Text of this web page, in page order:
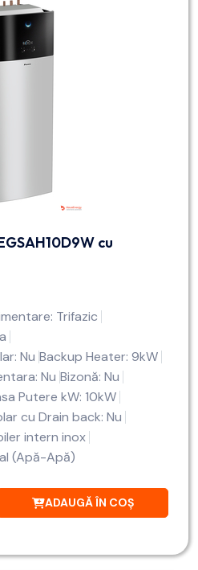
cu
Trifazic
Nu Backup Heater: 9kW
Nu Bizonă: Nu
Putere kW: 10kW
cu Drain back: Nu
intern inox
(Apă-Apă)
ADAUGĂ ÎN COȘ